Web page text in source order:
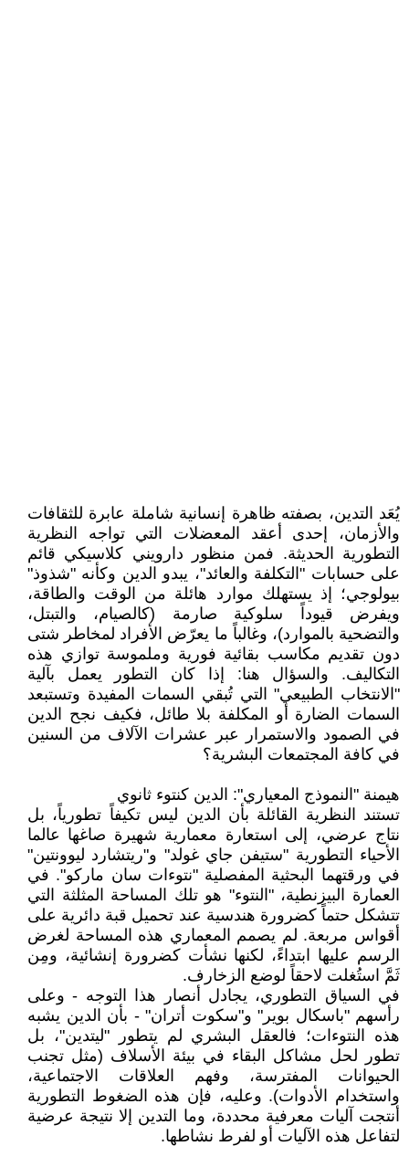
يُعَد التدين، بصفته ظاهرة إنسانية شاملة عابرة للثقافات
والأزمان، إحدى أعقد المعضلات التي تواجه النظرية
التطورية الحديثة. فمن منظور دارويني كلاسيكي قائم
على حسابات "التكلفة والعائد"، يبدو الدين وكأنه "شذوذ"
بيولوجي؛ إذ يستهلك موارد هائلة من الوقت والطاقة،
ويفرض قيوداً سلوكية صارمة (كالصيام، والتبتل،
والتضحية بالموارد)، وغالباً ما يعرّض الأفراد لمخاطر شتى
دون تقديم مكاسب بقائية فورية وملموسة توازي هذه
التكاليف. والسؤال هنا: إذا كان التطور يعمل بآلية
"الانتخاب الطبيعي" التي تُبقي السمات المفيدة وتستبعد
السمات الضارة أو المكلفة بلا طائل، فكيف نجح الدين
في الصمود والاستمرار عبر عشرات الآلاف من السنين
في كافة المجتمعات البشرية؟
هيمنة "النموذج المعياري": الدين كنتوء ثانوي
تستند النظرية القائلة بأن الدين ليس تكيفاً تطورياً، بل
نتاج عرضي، إلى استعارة معمارية شهيرة صاغها عالما
الأحياء التطورية "ستيفن جاي غولد" و"ريتشارد ليوونتين"
في ورقتهما البحثية المفصلية "نتوءات سان ماركو". في
العمارة البيزنطية، "النتوء" هو تلك المساحة المثلثة التي
تتشكل حتماً كضرورة هندسية عند تحميل قبة دائرية على
أقواس مربعة. لم يصمم المعماري هذه المساحة لغرض
الرسم عليها ابتداءً، لكنها نشأت كضرورة إنشائية، ومِن
ثَمَّ استُغلت لاحقاً لوضع الزخارف.
في السياق التطوري، يجادل أنصار هذا التوجه - وعلى
رأسهم "باسكال بوير" و"سكوت أتران" - بأن الدين يشبه
هذه النتوءات؛ فالعقل البشري لم يتطور "ليتدين"، بل
تطور لحل مشاكل البقاء في بيئة الأسلاف (مثل تجنب
الحيوانات المفترسة، وفهم العلاقات الاجتماعية،
واستخدام الأدوات). وعليه، فإن هذه الضغوط التطورية
أنتجت آليات معرفية محددة، وما التدين إلا نتيجة عرضية
لتفاعل هذه الآليات أو لفرط نشاطها.